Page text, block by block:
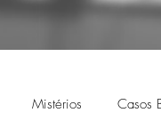
Mistérios Casos